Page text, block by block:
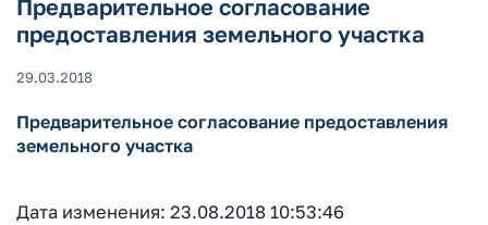
Предварительное согласование
предоставления земельного участка
29.03.2018
Предварительное согласование предоставления
земельного участка
Дата изменения: 23.08.2018 10:53:46